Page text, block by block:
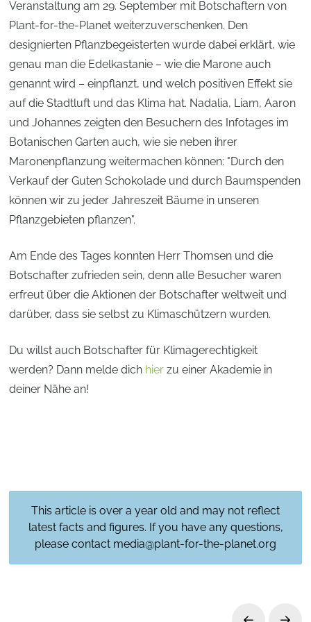
Veranstaltung am 29. September mit Botschaftern von
Plant-for-the-Planet weiterzuverschenken. Den
designierten Pflanzbegeisterten wurde dabei erklärt, wie
genau man die Edelkastanie – wie die Marone auch
genannt wird – einpflanzt, und welch positiven Effekt sie
auf die Stadtluft und das Klima hat. Nadalia, Liam, Aaron
und Johannes zeigten den Besuchern des Infotages im
Botanischen Garten auch, wie sie neben ihrer
Maronenpflanzung weitermachen können: "Durch den
Verkauf der Guten Schokolade und durch Baumspenden
können wir zu jeder Jahreszeit Bäume in unseren
Pflanzgebieten pflanzen".
Am Ende des Tages konnten Herr Thomsen und die
Botschafter zufrieden sein, denn alle Besucher waren
erfreut über die Aktionen der Botschafter weltweit und
darüber, dass sie selbst zu Klimaschützern wurden.
Du willst auch Botschafter für Klimagerechtigkeit
werden? Dann melde dich hier zu einer Akademie in
deiner Nähe an!
This article is over a year old and may not reflect
latest facts and figures. If you have any questions,
please contact media@plant-for-the-planet.org